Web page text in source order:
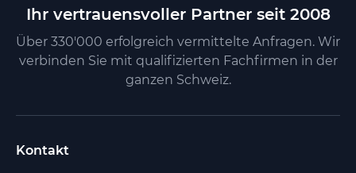
Ihr vertrauensvoller Partner seit 2008
Über 330'000 erfolgreich vermittelte Anfragen. Wir
verbinden Sie mit qualifizierten Fachfirmen in der
ganzen Schweiz.
Kontakt